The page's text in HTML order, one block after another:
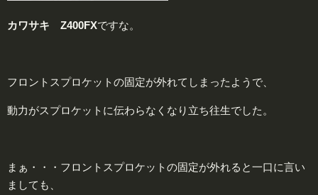
カワサキ Z400FXですな。
フロントスプロケットの固定が外れてしまったようで、
動力がスプロケットに伝わらなくなり立ち往生でした。
まぁ・・・フロントスプロケットの固定が外れると一口に言い
ましても、